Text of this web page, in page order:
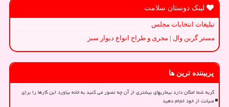
لینک دوستان سلامت
تبلیغات انتخابات مجلس
مستر گرین وال | مجری و طراح انواع دیوار سبز
پربیننده ترین ها
گربه شما امکان دارد بیماریهای بیشتری از آن چه تصور می کنید به خانه بیاورد این کارها را برای
صیانت از خود انجام دهید